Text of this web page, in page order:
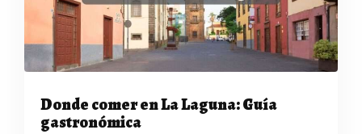
Donde comer en La Laguna: Guía
gastronómica